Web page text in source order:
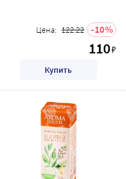
Цена: 122.22 10
110₽
Купить